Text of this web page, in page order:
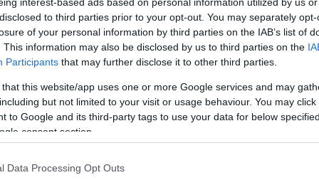
to third parties prior to your opt-out. You may separately
of your personal information by third parties on the IAB’s list of
This information may also be disclosed by us to third parties on the
Participants that may further disclose it to other third parties.
that this website/app uses one or more Google services and may
but not limited to your visit or usage behaviour. You may
to Google and its third-party tags to use your data for below
consent section.
Data Processing Opt Outs
θύματα και μεταξύ των εμβολιασμένων που
εμβολιασμένους
με περιορισμό της κυκλοφορίας,να
καλύτερα να γίνει στην αρχή του κύματος
τα μέτρα παράλληλα με τα εμβόλια».